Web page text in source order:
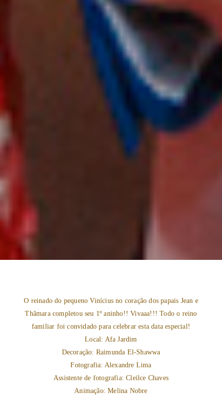
O reinado do pequeno Vinícius no coração dos papais Jean e
Thâmara completou seu 1º aninho!! Vivaaa!!! Todo o reino
familiar foi convidado para celebrar esta data especial!
Local: Afa Jardim
Decoração: Raimunda El-Shawwa
Fotografia: Alexandre Lima
Assistente de fotografia: Cleilce Chaves
Animação: Melina Nobre